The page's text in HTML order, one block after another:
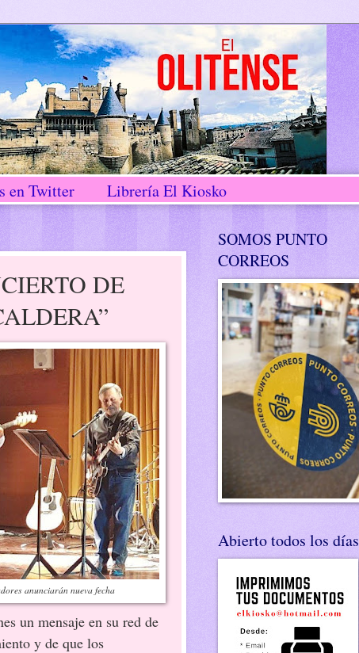
en Twitter Librería El Kiosko
DE
anunciarán nueva fecha
un mensaje en su red de
y de que los
SOMOS PUNTO
CORREOS
Abierto todos los días